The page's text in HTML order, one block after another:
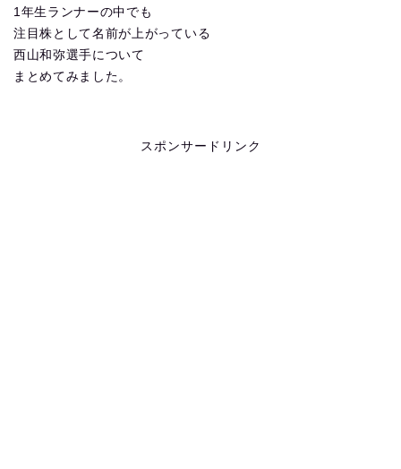
1年生ランナーの中でも
注目株として名前が上がっている
西山和弥選手について
まとめてみました。
スポンサードリンク